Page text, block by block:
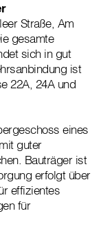
Straße, Am
gesamte
sich in gut
ist
22A, 24A und
eines
guter
Bauträger ist
erfolgt über
effizientes
für